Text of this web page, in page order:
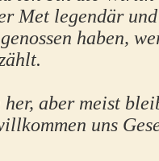
Met legendär
haben,
her, aber meist
uns